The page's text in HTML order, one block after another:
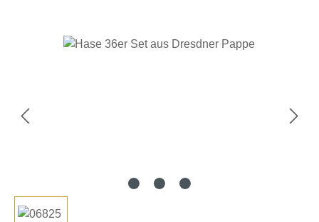
Bildergalerie überspringen